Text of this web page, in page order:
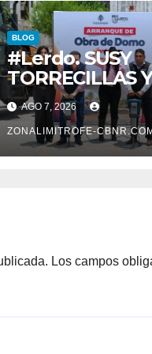
BLOG
#Lerdo. SUSY
TORRECILLAS Y
ESTEBAN
ENTREGAN
TÍTULOS DE
PROPIEDAD A
DOMO EN
AGO 7, 2026
ZONALIMITROFE-CBNR.COM
Los campos